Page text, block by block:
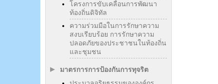
โครงการขับเคลื่อนการพัฒนา
ท้องถิ่นดิจิทัล
ความร่วมมือในการรักษาความ
สงบเรียบร้อย การรักษาความ
ปลอดภัยของประชาชนในท้องถิ่น
และชุมชน
มาตรการการป้องกันการทุจริต